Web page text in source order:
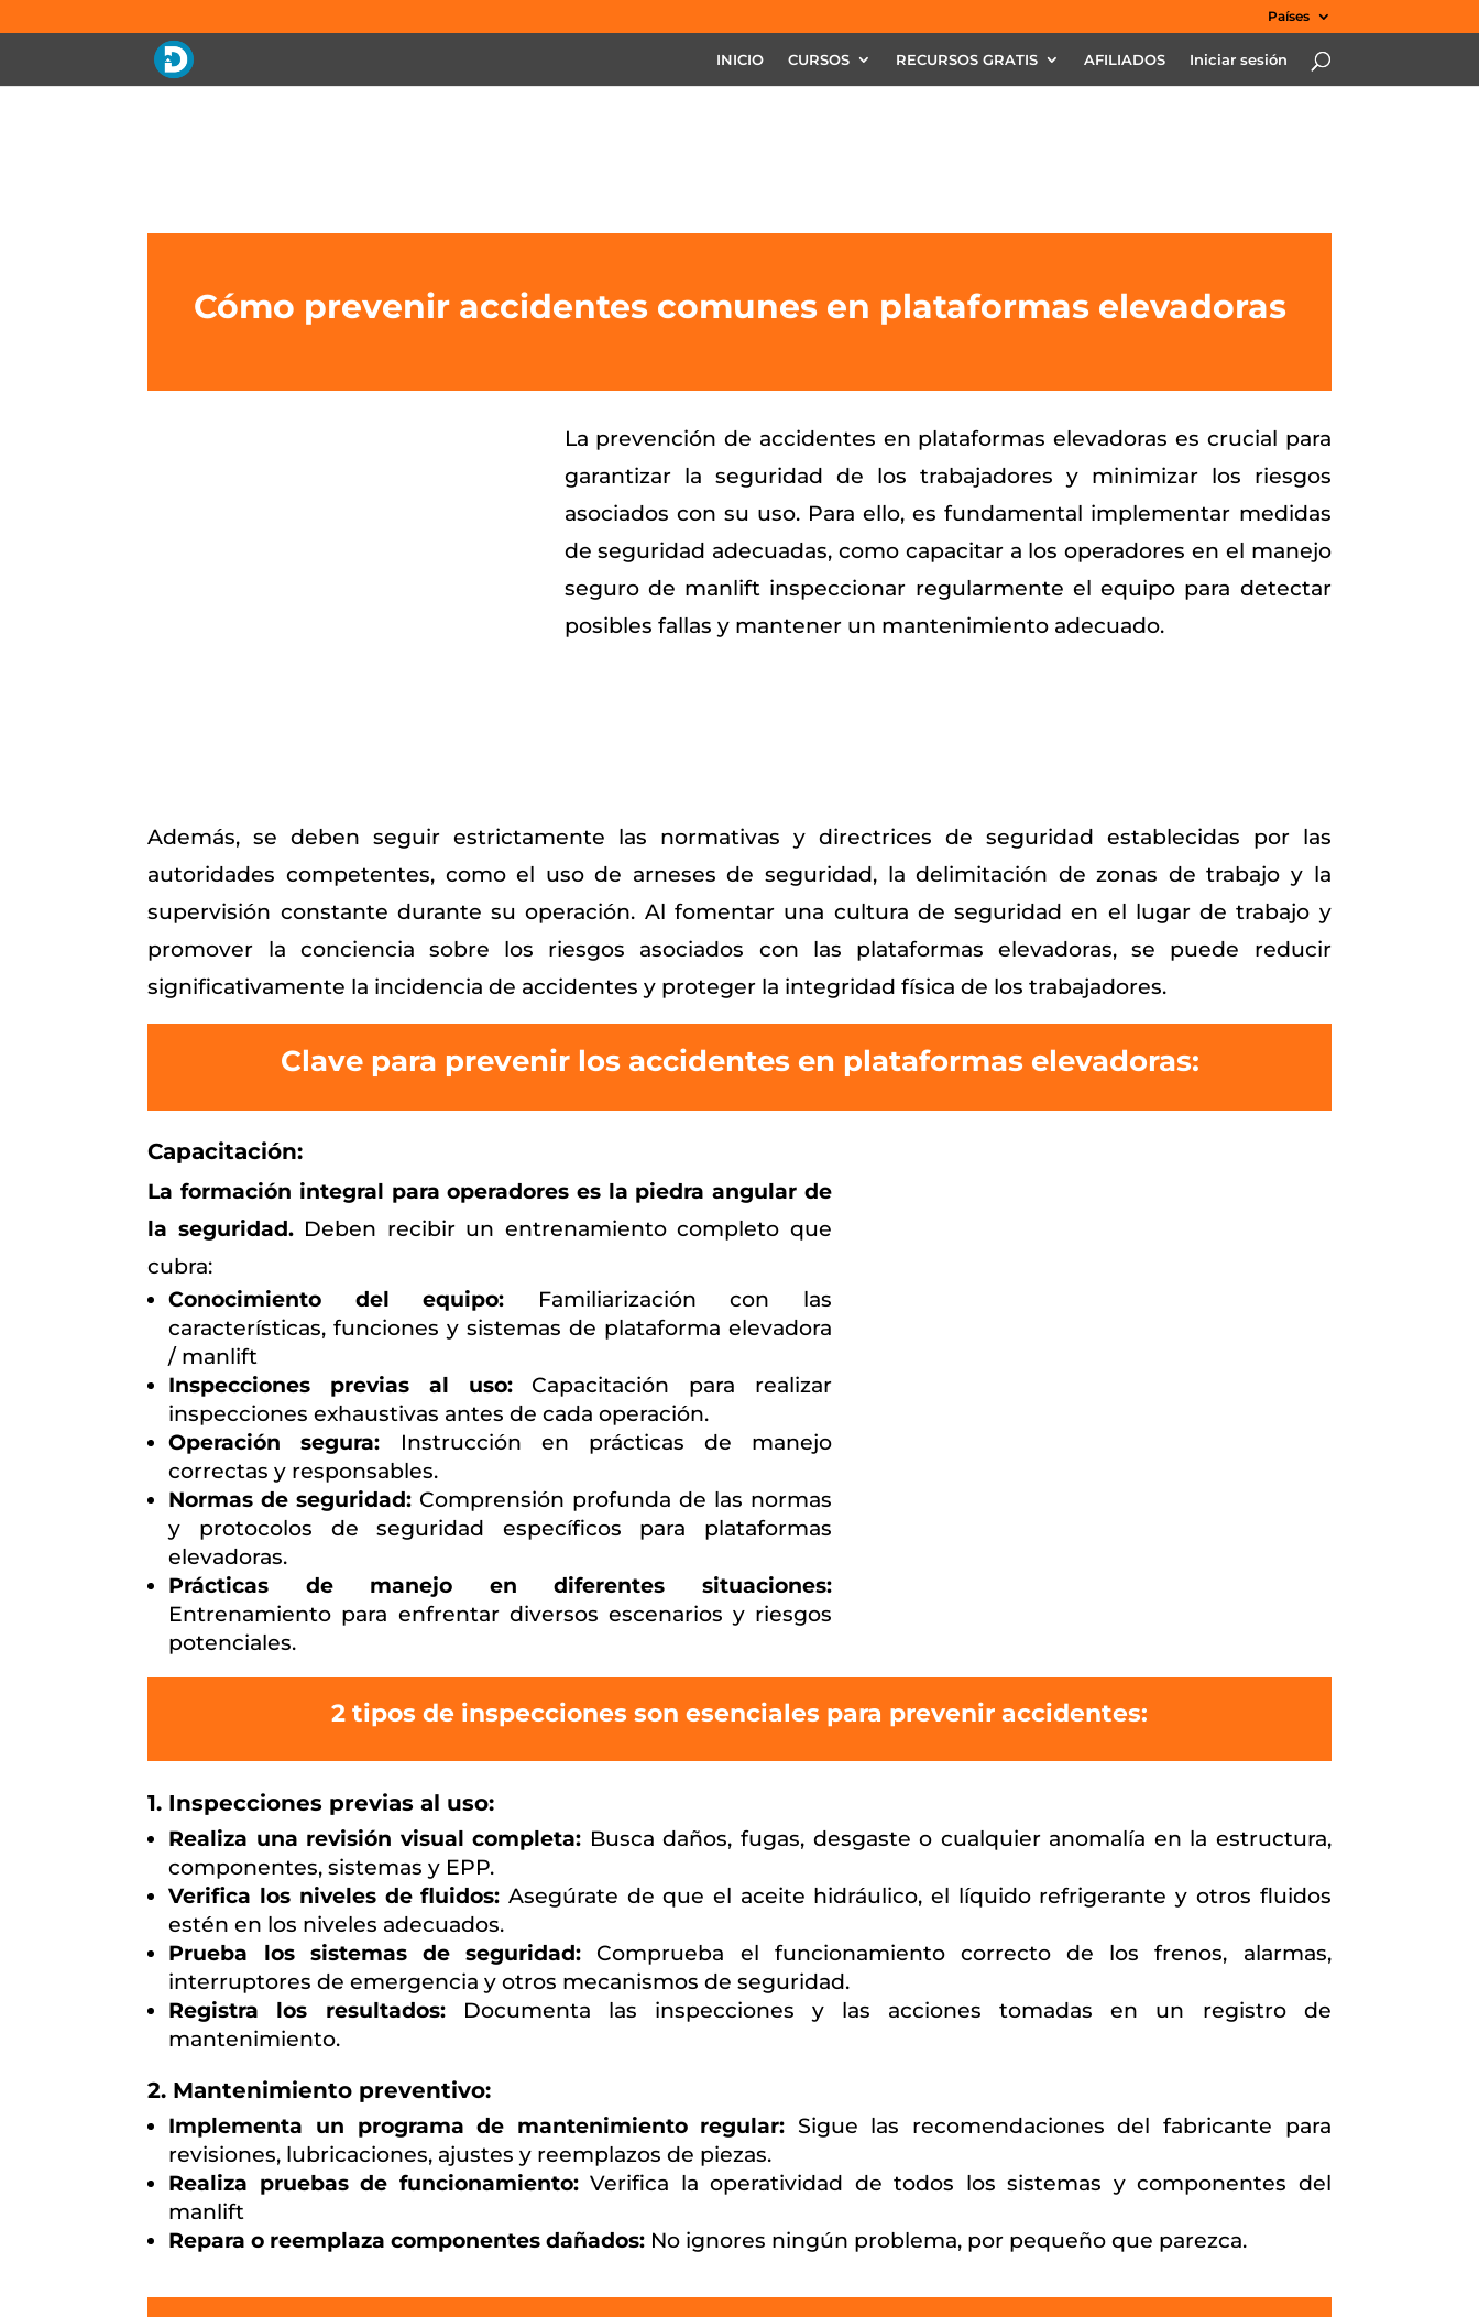
Países
INICIO CURSOS RECURSOS GRATIS AFILIADOS Iniciar sesión
Cómo prevenir accidentes comunes en plataformas elevadoras
La prevención de accidentes en plataformas elevadoras es crucial para
garantizar la seguridad de los trabajadores y minimizar los riesgos
asociados con su uso. Para ello, es fundamental implementar medidas
de seguridad adecuadas, como capacitar a los operadores en el manejo
seguro de manlift inspeccionar regularmente el equipo para detectar
posibles fallas y mantener un mantenimiento adecuado.
Además, se deben seguir estrictamente las normativas y directrices de seguridad establecidas por las
autoridades competentes, como el uso de arneses de seguridad, la delimitación de zonas de trabajo y la
supervisión constante durante su operación. Al fomentar una cultura de seguridad en el lugar de trabajo y
promover la conciencia sobre los riesgos asociados con las plataformas elevadoras, se puede reducir
significativamente la incidencia de accidentes y proteger la integridad física de los trabajadores.
Clave para prevenir los accidentes en plataformas elevadoras:
Capacitación:
La formación integral para operadores es la piedra angular de
la seguridad.Deben recibir un entrenamiento completo que
cubra:
Conocimiento del equipo: Familiarización con las
características, funciones y sistemas de plataforma elevadora
/ manlift
Inspecciones previas al uso:Capacitación para realizar
inspecciones exhaustivas antes de cada operación.
Operación segura: Instrucción en prácticas de manejo
correctas y responsables.
Normas de seguridad: Comprensión profunda de las normas
y protocolos de seguridad específicos para plataformas
elevadoras.
Prácticas de manejo en diferentes situaciones:
Entrenamiento para enfrentar diversos escenarios y riesgos
potenciales.
2 tipos de inspecciones son esenciales para prevenir accidentes:
1. Inspecciones previas al uso:
Realiza una revisión visual completa: Busca daños, fugas, desgaste o cualquier anomalía en la estructura,
componentes, sistemas y EPP.
Verifica los niveles de fluidos: Asegúrate de que el aceite hidráulico, el líquido refrigerante y otros fluidos
estén en los niveles adecuados.
Prueba los sistemas de seguridad: Comprueba el funcionamiento correcto de los frenos, alarmas,
interruptores de emergencia y otros mecanismos de seguridad.
Registra los resultados:Documenta las inspecciones y las acciones tomadas en un registro de
mantenimiento.
2. Mantenimiento preventivo:
Implementa un programa de mantenimiento regular: Sigue las recomendaciones del fabricante para
revisiones, lubricaciones, ajustes y reemplazos de piezas.
Realiza pruebas de funcionamiento:Verifica la operatividad de todos los sistemas y componentes del
manlift
Repara o reemplaza componentes dañados: No ignores ningún problema, por pequeño que parezca.